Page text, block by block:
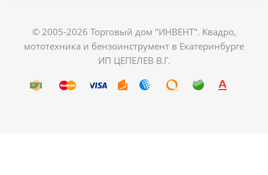
© 2005-2026 Торговый дом "ИНВЕНТ". Квадро,
мототехника и бензоинструмент в Екатеринбурге
ИП ЦЕПЕЛЕВ В.Г.